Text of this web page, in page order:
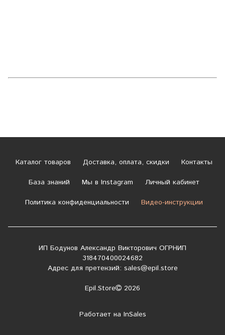
Каталог товаров Доставка, оплата, скидки
Контакты
База знаний
Мы в Instagram
Личный кабинет
Политика конфиденциальности
Видео-инструкции
ИП Бодунов Александр Викторович ОГРНИП
318470400024682
Адрес для претензий: sales@epil.store
Epil.Store
2026
Работает на InSales